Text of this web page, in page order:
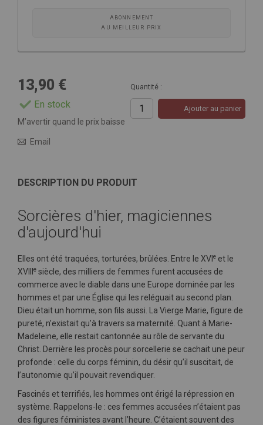
ABONNEMENT
AU MEILLEUR PRIX
13,90 €
En stock
Quantité :
Ajouter au panier
M’avertir quand le prix baisse
Email
DESCRIPTION DU PRODUIT
Sorcières d'hier, magiciennes
d'aujourd'hui
Elles ont été traquées, torturées, brûlées. Entre le XVI e et le
XVIII
e siècle, des milliers de femmes furent accusées de
commerce avec le diable dans une Europe dominée par les
hommes et par une Église qui les reléguait au second plan.
Dieu était un homme, son fils aussi. La Vierge Marie, figure de
pureté, n’existait qu’à travers sa maternité. Quant à Marie-
Madeleine, elle restait cantonnée au rôle de servante du
Christ. Derrière les procès pour sorcellerie se cachait une peur
profonde : celle du corps féminin, du désir qu’il suscitait, de
l’autonomie qu’il pouvait revendiquer.
Fascinés et terrifiés, les hommes ont érigé la répression en
système. Rappelons-le : ces femmes accusées n’étaient pas
des figures féministes avant l’heure. C’étaient souvent des